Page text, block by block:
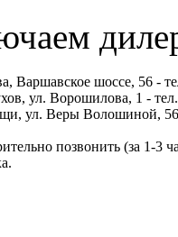
Варшавское шоссе, 56 -
ул. Ворошилова, 1 -
ул. Веры Волошиной, 56
позвонить (за 1-3